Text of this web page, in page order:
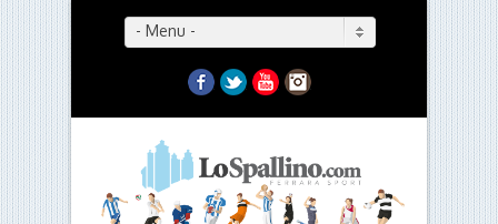
- Menu -
Facebook
TwitterYouTubeInstagram